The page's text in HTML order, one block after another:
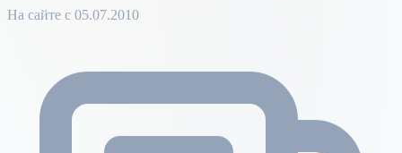
На сайте с 05.07.2010